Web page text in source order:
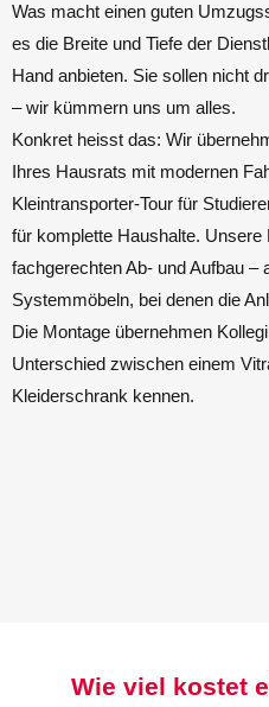
Was macht einen guten
es die Breite und Tiefe der
Hand anbieten. Sie sollen nicht
– wir kümmern uns um alles.
Konkret heisst das: Wir
Ihres Hausrats mit modernen
Kleintransporter-Tour für
für komplette Haushalte.
fachgerechten Ab- und Aufbau –
Systemmöbeln, bei denen die
Die Montage übernehmen
Unterschied zwischen einem
Kleiderschrank kennen.
Wie viel kostet